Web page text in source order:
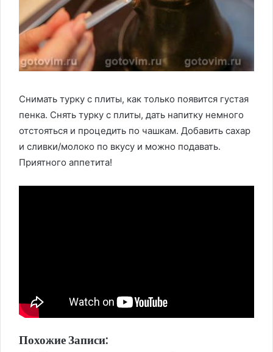
Снимать турку с плиты, как только появится густая
пенка. Снять турку с плиты, дать напитку немного
отстояться и процедить по чашкам. Добавить сахар
и сливки/молоко по вкусу и можно подавать.
Приятного аппетита!
Похожие Записи: